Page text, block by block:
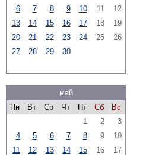
6
7 8 9 10 11
12
13
14 15 16 17 18
19
20
21 22 23 24 25
26
27
28 29 30
май
Пн
Вт Ср Чт Пт Сб
Вс
1
2
3
4
5 6 7 8 9
10
11
12 13 14 15 16
17